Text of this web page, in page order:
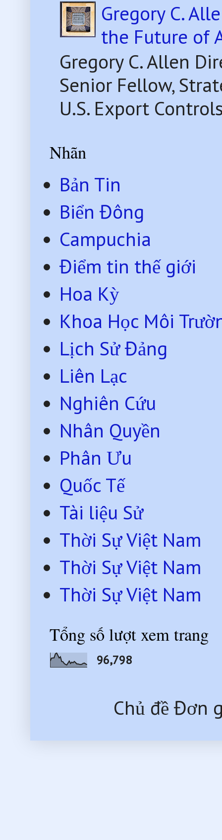
Gregory C.
the Future of
Gregory C. Allen
Senior Fellow,
U.S. Export
Nhãn
Bản Tin
Biển Đông
Campuchia
Điểm tin thế giới
Hoa Kỳ
Khoa Học Môi
Lịch Sử Đảng
Liên Lạc
Nghiên Cứu
Nhân Quyền
Phân Ưu
Quốc Tế
Tài liệu Sử
Thời Sự Việt Nam
Thời Sự Việt Nam
Thời Sự Việt Nam
Tổng số lượt xem trang
96,798
Chủ đề Đơn